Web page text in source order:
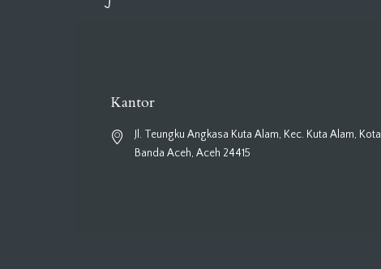
Kantor
Jl. Teungku Angkasa Kuta Alam, Kec. Kuta Alam, Kota
Banda Aceh, Aceh 24415